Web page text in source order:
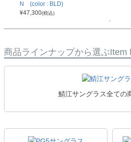
N (color : BLD)
¥47,300(税込)
商品ラインナップから選ぶItem
鯖江サングラス全ての